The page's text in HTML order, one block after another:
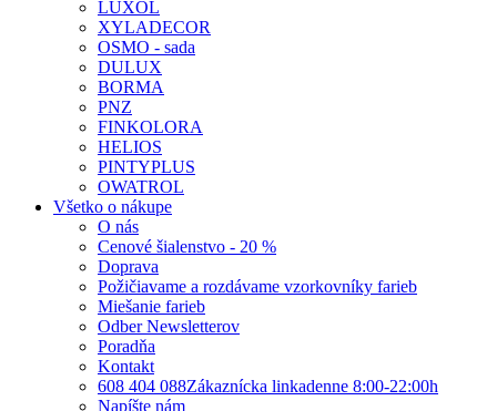
LUXOL
XYLADECOR
OSMO - sada
DULUX
BORMA
PNZ
FINKOLORA
HELIOS
PINTYPLUS
OWATROL
Všetko o nákupe
O nás
Cenové šialenstvo - 20 %
Doprava
Požičiavame a rozdávame vzorkovníky farieb
Miešanie farieb
Odber Newsletterov
Poradňa
Kontakt
608 404 088Zákaznícka linkadenne 8:00-22:00h
Napíšte nám